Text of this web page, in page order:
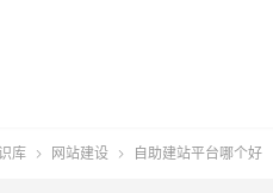
库  网站建设  自助建站平台哪个好